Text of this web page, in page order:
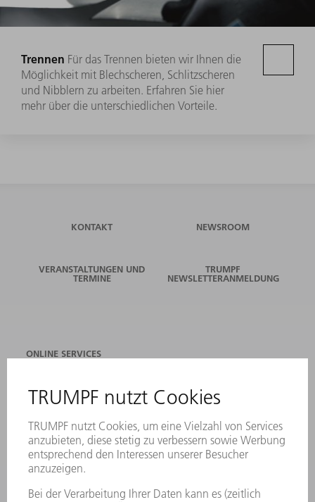
Trennen Für das Trennen bieten wir Ihnen die
Möglichkeit mit Blechscheren, Schlitzscheren
und Nibblern zu arbeiten. Erfahren Sie hier
mehr über die unterschiedlichen Vorteile.
KONTAKT NEWSROOM
VERANSTALTUNGEN UND
TERMINE
TRUMPF
NEWSLETTERANMELDUNG
ONLINE SERVICES
STANDORTE
NEWSLETTER-ANMELDUNG
MYTRUMPF
SICHERHEITSDATENBLÄTTER
PRODUKTE
LASER